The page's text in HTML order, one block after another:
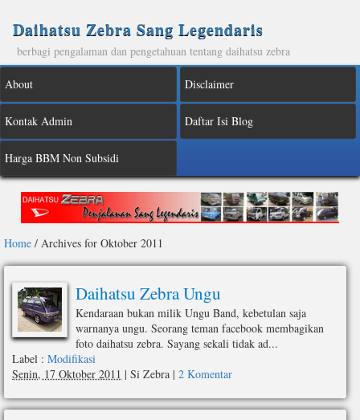
Daihatsu Zebra Sang Legendaris
berbagi pengalaman dan pengetahuan tentang daihatsu zebra
About Disclaimer
Kontak Admin Daftar Isi Blog
Harga BBM Non Subsidi
Home / Archives for Oktober 2011
Daihatsu Zebra Ungu
Kendaraan bukan milik Ungu Band, kebetulan saja
warnanya ungu. Seorang teman facebook membagikan
foto daihatsu zebra. Sayang sekali tidak ad...
Label : Modifikasi
Senin, 17 Oktober 2011 | Si Zebra | 2 Komentar